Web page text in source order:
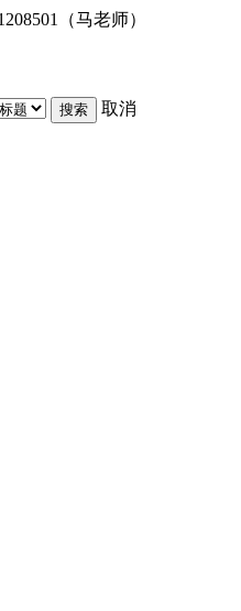
（马老师）
搜索 取消